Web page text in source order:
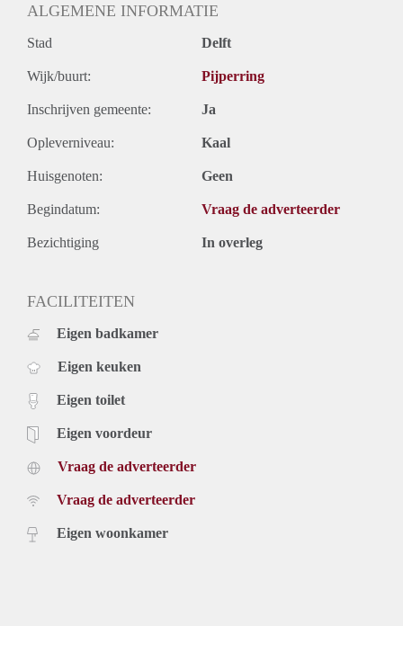
ALGEMENE INFORMATIE
Stad Delft
Wijk/buurt: Pijperring
Inschrijven gemeente: Ja
Opleverniveau: Kaal
Huisgenoten: Geen
Begindatum: Vraag de adverteerder
Bezichtiging In overleg
FACILITEITEN
Eigen badkamer
Eigen keuken
Eigen toilet
Eigen voordeur
Vraag de adverteerder
Vraag de adverteerder
Eigen woonkamer